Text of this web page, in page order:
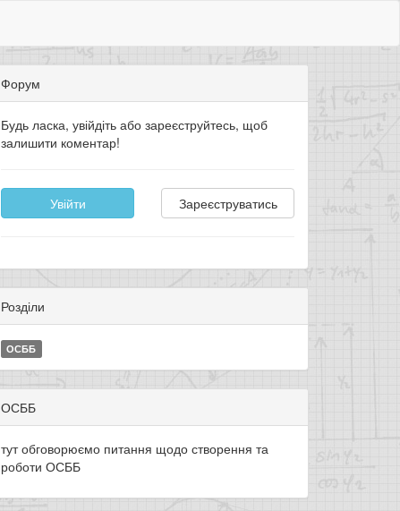
Форум
Будь ласка, увійдіть або зареєструйтесь, щоб
залишити коментар!
Увійти Зареєструватись
Розділи
ОСББ
ОСББ
тут обговорюємо питання щодо створення та
роботи ОСББ